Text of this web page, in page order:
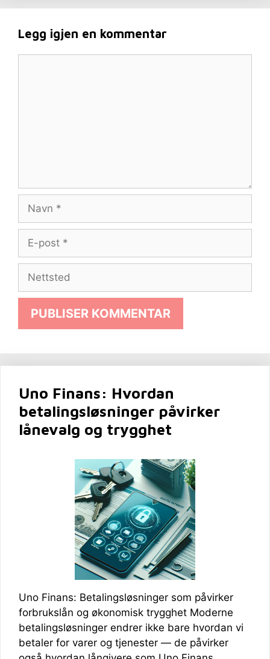
Legg igjen en kommentar
Navn
Nettsted
Uno Finans: Hvordan
betalingsløsninger påvirker
lånevalg og trygghet
Uno Finans: Betalingsløsninger som påvirker
forbrukslån og økonomisk trygghet Moderne
betalingsløsninger endrer ikke bare hvordan vi
betaler for varer og tjenester — de påvirker